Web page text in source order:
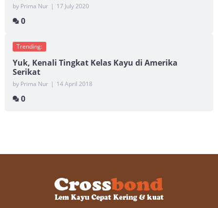
by Prima Nur | 17 July 2020
0
Trending:
Yuk, Kenali Tingkat Kelas Kayu di Amerika
Serikat
by Prima Nur | 14 April 2018
0